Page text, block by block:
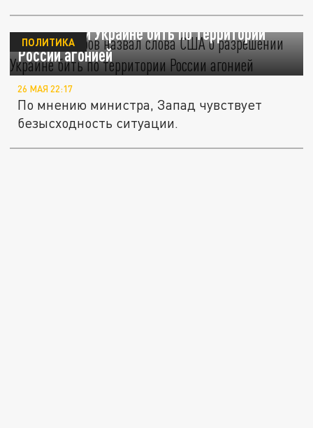
Сергей Лавров назвал слова США о
разрешении Украине бить по территории
России агонией
ПОЛИТИКА
26 МАЯ 22:17
По мнению министра, Запад чувствует
безысходность ситуации.